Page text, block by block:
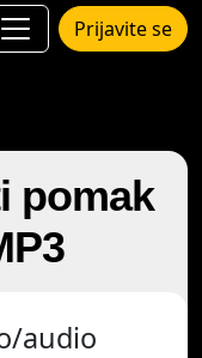
Prijavite se
pomak
audio